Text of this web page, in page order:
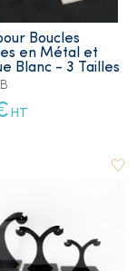
Boucles
en Métal et
Blanc - 3 Tailles
HT